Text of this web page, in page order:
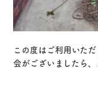
この度はご利用いた
会がございましたら、